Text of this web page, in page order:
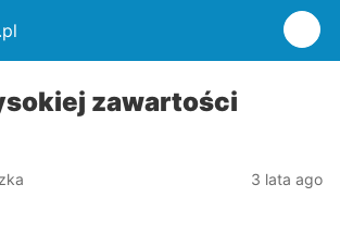
zawartości
3 lata ago